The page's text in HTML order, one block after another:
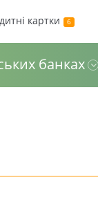
картки
банках